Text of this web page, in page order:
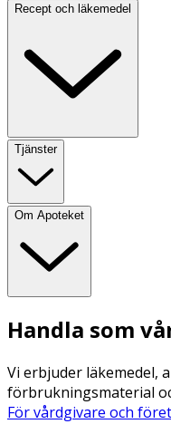
Recept och läkemedel
Tjänster
Om Apoteket
Handla som
Vi erbjuder läkemedel,
förbrukningsmaterial
För vårdgivare och